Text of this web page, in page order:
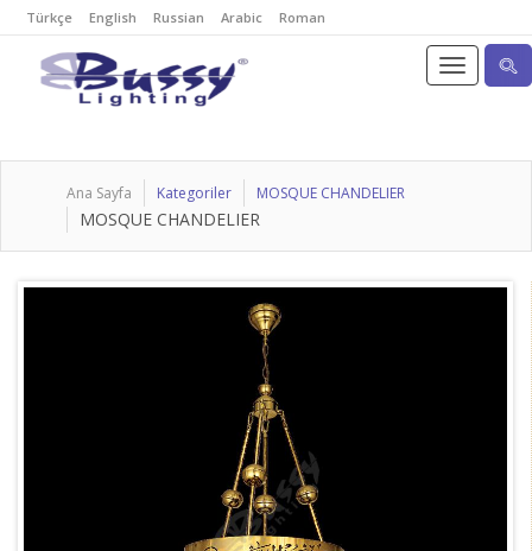
Türkçe English Russian Arabic Roman
Ana Sayfa Kategoriler MOSQUE CHANDELIER
MOSQUE CHANDELIER